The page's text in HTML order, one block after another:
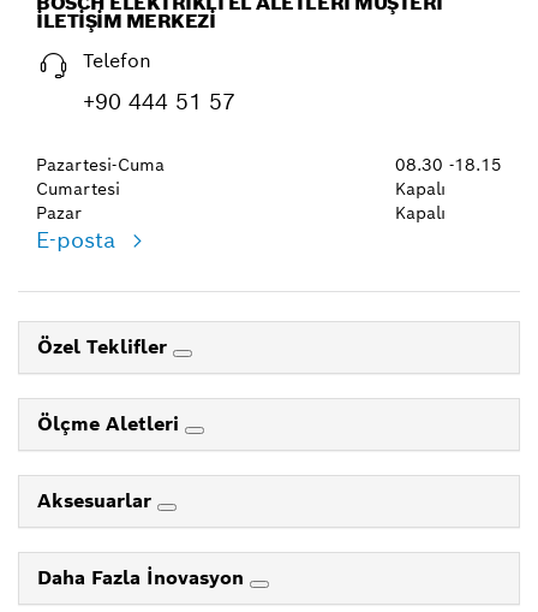
İLETIŞIM MERKEZI
Telefon
+90 444 51 57
Pazartesi-Cuma
Cumartesi
Pazar
08.30 -18.15
Kapalı
Kapalı
E-posta
Özel Teklifler
Ölçme Aletleri
Aksesuarlar
Daha Fazla İnovasyon